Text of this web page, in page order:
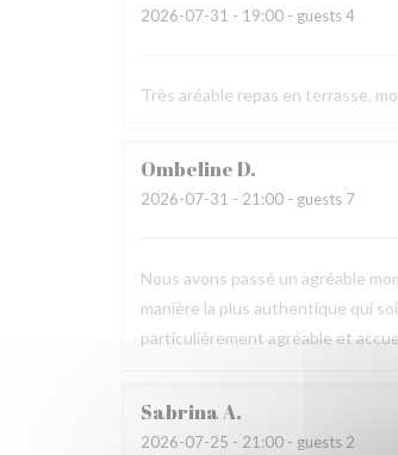
2026-07-31 - 19:00 - guests 4
Très aréable repas en terrasse,
OmbelineD
2026-07-31 - 21:00 - guests 7
Nous avons passé un agréable
manière la plus authentique qui
particulièrement agréable et
SabrinaA
2026-07-25 - 21:00 - guests 2